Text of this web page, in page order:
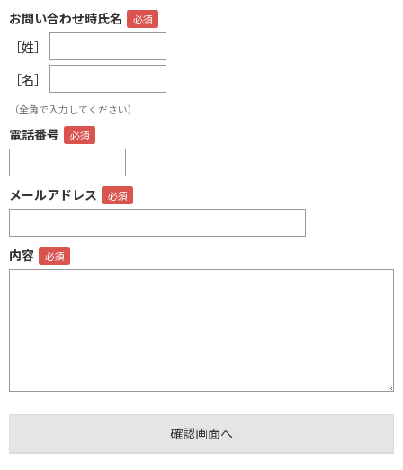
お問い合わせ時氏名
［姓］
［名］
（全角で入力してください）
電話番号
メールアドレス
内容